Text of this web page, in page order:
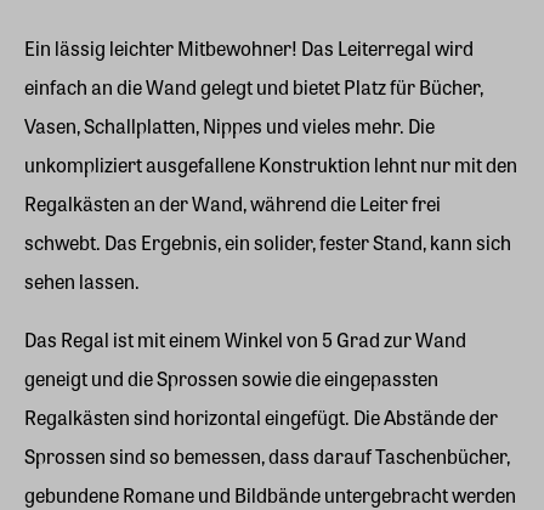
Ein lässig leichter Mitbewohner! Das Leiterregal wird
einfach an die Wand gelegt und bietet Platz für Bücher,
Vasen, Schallplatten, Nippes und vieles mehr. Die
unkompliziert ausgefallene Konstruktion lehnt nur mit den
Regalkästen an der Wand, während die Leiter frei
schwebt. Das Ergebnis, ein solider, fester Stand, kann sich
sehen lassen.
Das Regal ist mit einem Winkel von 5 Grad zur Wand
geneigt und die Sprossen sowie die eingepassten
Regalkästen sind horizontal eingefügt. Die Abstände der
Sprossen sind so bemessen, dass darauf Taschenbücher,
gebundene Romane und Bildbände untergebracht werden